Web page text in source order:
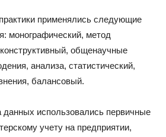
применялись следующие
монографический, метод
общенаучные
анализа, статистический,
балансовый.
данных использовались первичные
учету на предприятии,